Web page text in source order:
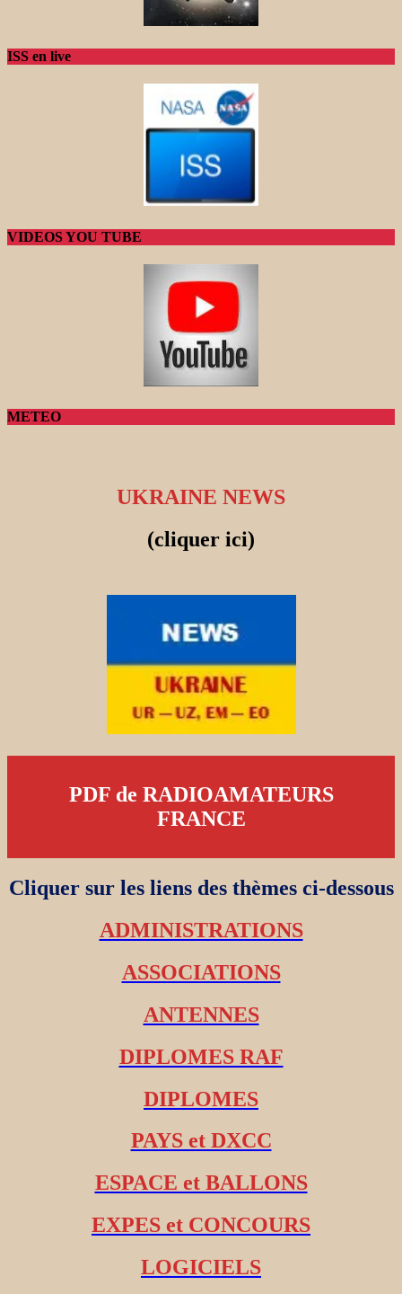
ISS en live
VIDEOS YOU TUBE
METEO
UKRAINE NEWS
(cliquer ici)
PDF de RADIOAMATEURS
FRANCE
Cliquer sur les liens des thèmes ci-dessous
ADMINISTRATIONS
ASSOCIATIONS
ANTENNES
DIPLOMES RAF
DIPLOMES
PAYS et DXCC
ESPACE et BALLONS
EXPES et CONCOURS
LOGICIELS